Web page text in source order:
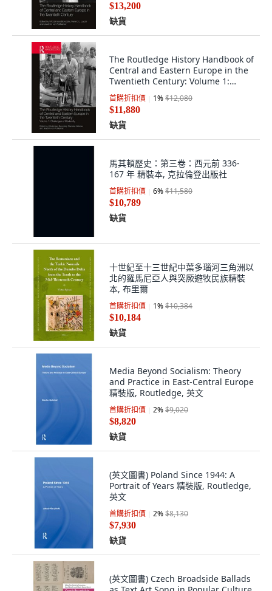
$13,200
缺貨
The Routledge History Handbook of
Central and Eastern Europe in the
Twentieth Century: Volume 1:
Cha... 精裝版, 英文
首購折扣價 1%$12,080
$11,880
缺貨
馬其頓歷史：第三卷：西元前 336-
167 年 精裝本, 克拉倫登出版社
首購折扣價 6%$11,580
$10,789
缺貨
十世紀至十三世紀中葉多瑙河三角洲以
北的羅馬尼亞人與突厥遊牧民族精裝
本, 布里爾
首購折扣價 1%$10,384
$10,184
缺貨
Media Beyond Socialism: Theory
and Practice in East-Central Europe
精裝版, Routledge, 英文
首購折扣價 2%$9,020
$8,820
缺貨
(英文圖書) Poland Since 1944: A
Portrait of Years 精裝版, Routledge,
英文
首購折扣價 2%$8,130
$7,930
缺貨
(英文圖書) Czech Broadside Ballads